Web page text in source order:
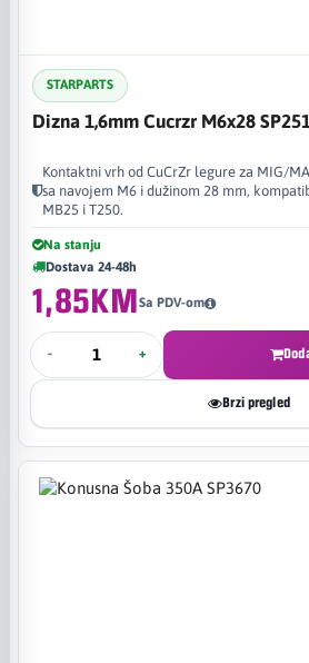
STARPARTS
Dizna 1,6mm Cucrzr M6x28
Kontaktni vrh od CuCrZr legure za MIG/
sa navojem M6 i dužinom 28 mm,
MB25 i T250.
Na stanju
Dostava 24-48h
1,85KMSa PDV-om
- +
Brzi pregled